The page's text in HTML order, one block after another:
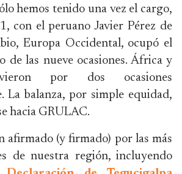
hemos tenido una vez el cargo,
con el peruano Javier Pérez de
Europa Occidental, ocupó el
de las nueve ocasiones. África y
por dos ocasiones
La balanza, por simple equidad,
hacia GRULAC.
afirmado (y firmado) por las más
de nuestra región, incluyendo